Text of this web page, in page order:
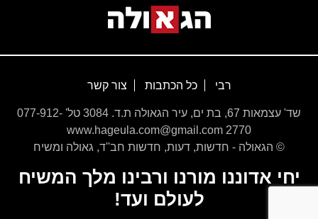
רבי כל הכתבות צור קשר
שד' עצמאות 67, בת ים, עיר הגאולה ת.ד. 3084 טל' 077-912-
2770 www.hageula.com@gmail.com
© הגאולה - חדשות, דעות, חדשות חב''ד, גאולה ומשיח
יחי אדוננו מורנו ורבינו מלך המשיח
לעולם ועד!